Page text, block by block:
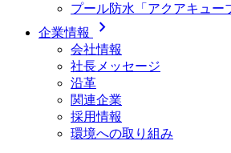
プール防水「アクアキュー
企業情報
chevron_right
会社情報
社長メッセージ
沿革
関連企業
採用情報
環境への取り組み